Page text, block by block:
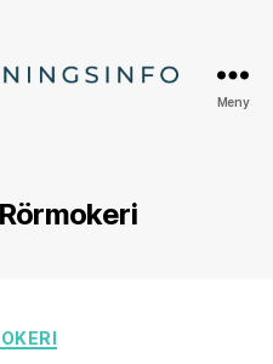
Meny
Rörmokeri
Kategorier